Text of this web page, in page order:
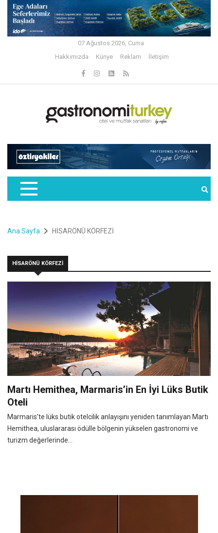
07 Ağustos 2026, Cuma
Hakkımızda
Künye Reklam İletişim
Ana Sayfa HİSARÖNÜ KÖRFEZİ
HİSARÖNÜ KÖRFEZİ
Martı Hemithea, Marmaris’in En İyi Lüks Butik
Oteli
Marmaris’te lüks butik otelcilik anlayışını yeniden tanımlayan Martı
Hemithea, uluslararası ödülle bölgenin yükselen gastronomi ve
turizm değerlerinde...